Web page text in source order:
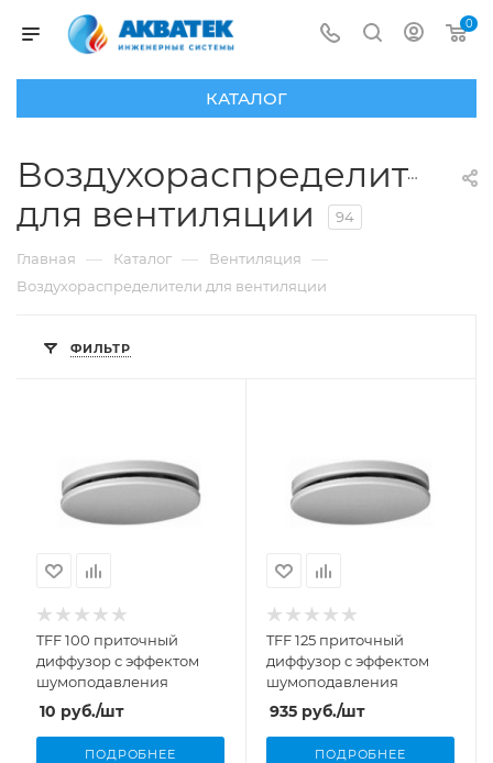
0
КАТАЛОГ
Воздухораспределители
для вентиляции
94
Главная — Каталог — Вентиляция —
Воздухораспределители для вентиляции
ФИЛЬТР
TFF 100 приточный
диффузор с эффектом
шумоподавления
10 руб./шт
ПОДРОБНЕЕ
TFF 125 приточный
диффузор с эффектом
шумоподавления
935 руб./шт
ПОДРОБНЕЕ